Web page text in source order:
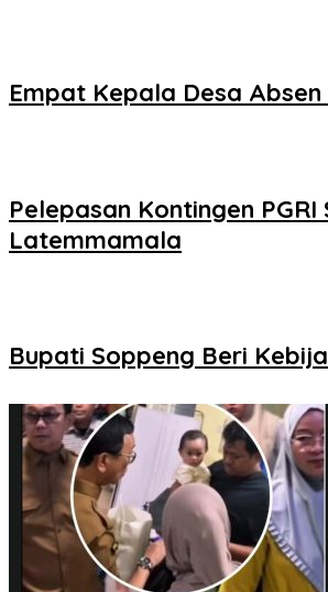
Empat Kepala Desa
Pelepasan Kontingen
Latemmamala
Bupati Soppeng Beri